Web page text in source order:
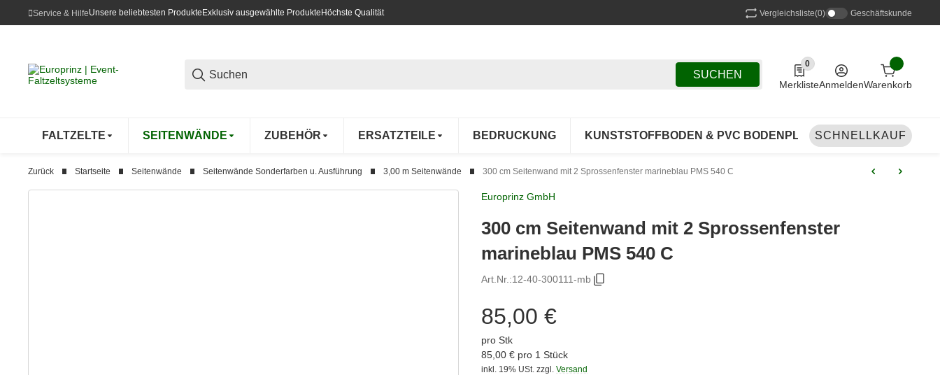
Service & HilfeUnsere beliebtesten Produkte Exklusiv ausgewählte Produkte Höchste Qualität Vergleichsliste(0) Geschäftskunde
SUCHEN
0
0 Produkte in der Liste
MerklisteAnmeldenWarenkorb
FALTZELTE SEITENWÄNDE ZUBEHÖR ERSATZTEILE BEDRUCKUNG KUNSTSTOFFBODEN & PVC BODENPLANEN FAHNEN &
SCHNELLKAUF
Zurück Startseite Seitenwände Seitenwände Sonderfarben u. Ausführung 3,00 m Seitenwände 300 cm Seitenwand mit 2 Sprossenfenster marineblau PMS 540 C
Europrinz GmbH
300 cm Seitenwand mit 2 Sprossenfenster
marineblau PMS 540 C
Art.Nr.:12-40-300111-mb
85,00 €
pro Stk
85,00 € pro 1 Stück
inkl. 19% USt. zzgl. Versand